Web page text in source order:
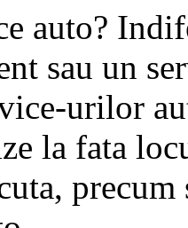
auto?
sau un
urilor
la fata